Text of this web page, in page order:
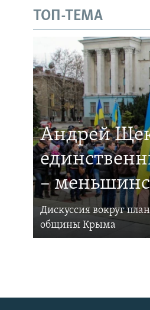
ТОП-ТЕМА
Андрей
–
Дискуссия вокруг
общины Крыма